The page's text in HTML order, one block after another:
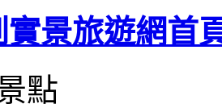
實景旅遊網首
點